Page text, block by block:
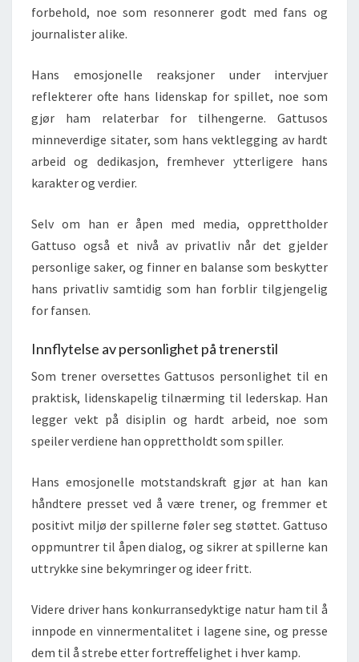
forbehold, noe som resonnerer godt med fans og
journalister alike.
Hans emosjonelle reaksjoner under intervjuer
reflekterer ofte hans lidenskap for spillet, noe som
gjør ham relaterbar for tilhengerne. Gattusos
minneverdige sitater, som hans vektlegging av hardt
arbeid og dedikasjon, fremhever ytterligere hans
karakter og verdier.
Selv om han er åpen med media, opprettholder
Gattuso også et nivå av privatliv når det gjelder
personlige saker, og finner en balanse som beskytter
hans privatliv samtidig som han forblir tilgjengelig
for fansen.
Innflytelse av personlighet på trenerstil
Som trener oversettes Gattusos personlighet til en
praktisk, lidenskapelig tilnærming til lederskap. Han
legger vekt på disiplin og hardt arbeid, noe som
speiler verdiene han opprettholdt som spiller.
Hans emosjonelle motstandskraft gjør at han kan
håndtere presset ved å være trener, og fremmer et
positivt miljø der spillerne føler seg støttet. Gattuso
oppmuntrer til åpen dialog, og sikrer at spillerne kan
uttrykke sine bekymringer og ideer fritt.
Videre driver hans konkurransedyktige natur ham til å
innpode en vinnermentalitet i lagene sine, og presse
dem til å strebe etter fortreffelighet i hver kamp.